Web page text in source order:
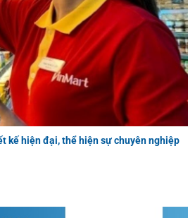
kế hiện đại, thể hiện sự chuyên nghiệp